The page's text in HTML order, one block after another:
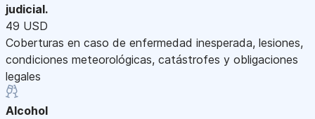
judicial.
49 USD
Coberturas en caso de enfermedad inesperada, lesiones,
condiciones meteorológicas, catástrofes y obligaciones
legales
Alcohol